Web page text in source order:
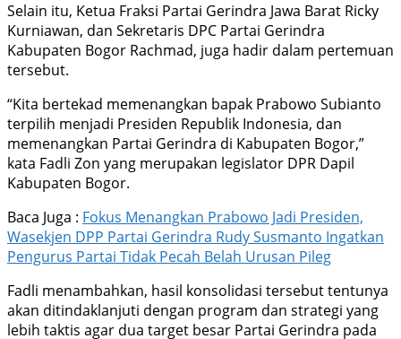
Selain itu, Ketua Fraksi Partai Gerindra Jawa Barat Ricky
Kurniawan, dan Sekretaris DPC Partai Gerindra
Kabupaten Bogor Rachmad, juga hadir dalam pertemuan
tersebut.
“Kita bertekad memenangkan bapak Prabowo Subianto
terpilih menjadi Presiden Republik Indonesia, dan
memenangkan Partai Gerindra di Kabupaten Bogor,”
kata Fadli Zon yang merupakan legislator DPR Dapil
Kabupaten Bogor.
Baca Juga : Fokus Menangkan Prabowo Jadi Presiden,
Wasekjen DPP Partai Gerindra Rudy Susmanto Ingatkan
Pengurus Partai Tidak Pecah Belah Urusan Pileg
Fadli menambahkan, hasil konsolidasi tersebut tentunya
akan ditindaklanjuti dengan program dan strategi yang
lebih taktis agar dua target besar Partai Gerindra pada